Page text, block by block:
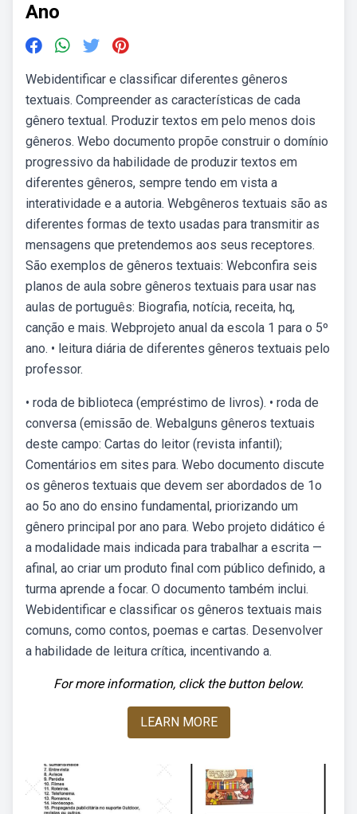
Ano
Webidentificar e classificar diferentes gêneros
textuais. Compreender as características de cada
gênero textual. Produzir textos em pelo menos dois
gêneros. Webo documento propõe construir o domínio
progressivo da habilidade de produzir textos em
diferentes gêneros, sempre tendo em vista a
interatividade e a autoria. Webgêneros textuais são as
diferentes formas de texto usadas para transmitir as
mensagens que pretendemos aos seus receptores.
São exemplos de gêneros textuais: Webconfira seis
planos de aula sobre gêneros textuais para usar nas
aulas de português: Biografia, notícia, receita, hq,
canção e mais. Webprojeto anual da escola 1 para o 5º
ano. • leitura diária de diferentes gêneros textuais pelo
professor.
• roda de biblioteca (empréstimo de livros). • roda de
conversa (emissão de. Webalguns gêneros textuais
deste campo: Cartas do leitor (revista infantil);
Comentários em sites para. Webo documento discute
os gêneros textuais que devem ser abordados de 1o
ao 5o ano do ensino fundamental, priorizando um
gênero principal por ano para. Webo projeto didático é
a modalidade mais indicada para trabalhar a escrita —
afinal, ao criar um produto final com público definido, a
turma aprende a focar. O documento também inclui.
Webidentificar e classificar os gêneros textuais mais
comuns, como contos, poemas e cartas. Desenvolver
a habilidade de leitura crítica, incentivando a.
For more information, click the button below.
LEARN MORE